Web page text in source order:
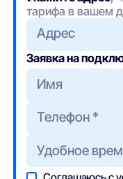
тарифа в вашем
Адрес
Заявка на